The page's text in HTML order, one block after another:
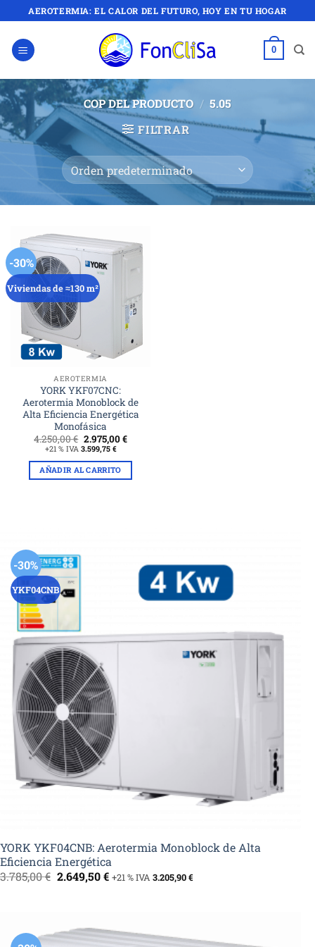
Saltar
al
contenido
AEROTERMIA: EL CALOR DEL FUTURO, HOY EN TU HOGAR
0
COP DEL PRODUCTO / 5.05
FILTRAR
-30%
Viviendas de ≈130 m²
AEROTERMIA
YORK YKF07CNC:
Aerotermia Monoblock de
Alta Eficiencia Energética
Monofásica
4.250,00€ El
precio
original
era:
4.250,00 €.
2.975,00€El
es:
+21 % IVA 3.599,75 €
AÑADIR AL CARRITO
-30%
YKF04CNB
YORK YKF04CNB: Aerotermia Monoblock de Alta
Eficiencia Energética
3.785,00€ El
precio
2.649,50€El
+21 % IVA 3.205,90€